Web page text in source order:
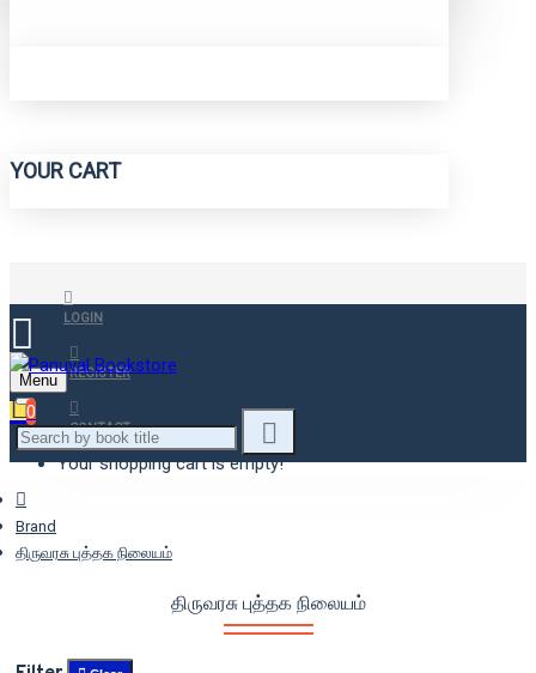
YOUR CART
LOGIN
REGISTER
CONTACT
Menu
0
Your shopping cart is empty!
Brand
திருவரசு புத்தக நிலையம்
திருவரசு புத்தக நிலையம்